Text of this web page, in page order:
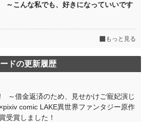
こんな私でも、好きになっていいです
もっと見る
ドの更新履歴
～借金返済のため、見せかけご寵妃演じ
comic LAKE異世界ファンタジー原作
受賞しました！